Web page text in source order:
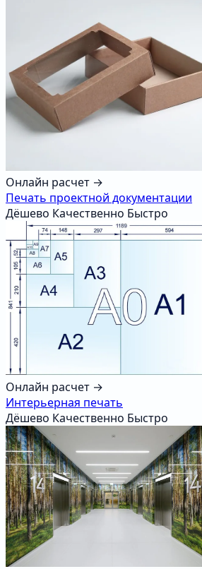
Онлайн расчет →
Печать проектной документации
Дёшево Качественно Быстро
Онлайн расчет →
Интерьерная печать
Дёшево Качественно Быстро